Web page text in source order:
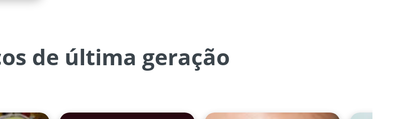
de última geração